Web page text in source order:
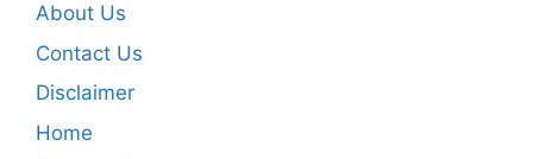
About Us
Contact Us
Disclaimer
Home